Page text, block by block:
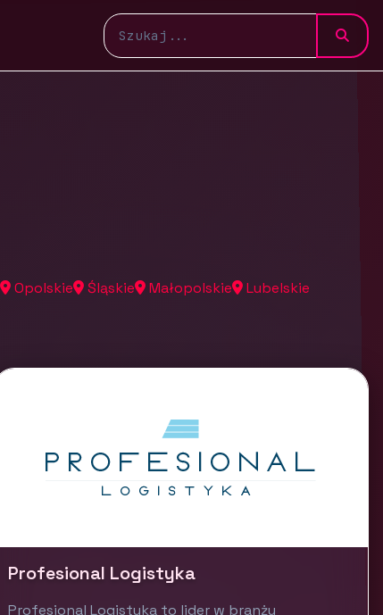
Opolskie Śląskie Małopolskie
Lubelskie
Profesional Logistyka
Profesional Logistyka to lider w branży